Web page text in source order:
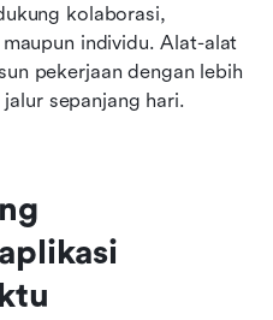
kolaborasi,
individu. Alat-alat
pekerjaan dengan lebih
sepanjang hari.